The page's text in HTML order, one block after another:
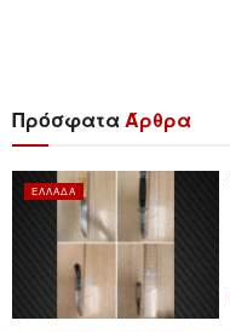
Πρόσφατα Άρθρα
ΕΛΛΆΔΑ